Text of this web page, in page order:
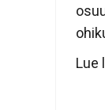
Lue